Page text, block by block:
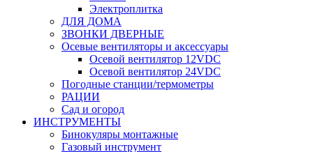
Электроплитка
ДЛЯ ДОМА
ЗВОНКИ ДВЕРНЫЕ
Осевые вентиляторы и аксессуары
Осевой вентилятор 12VDC
Осевой вентилятор 24VDC
Погодные станции/термометры
РАЦИИ
Сад и огород
ИНСТРУМЕНТЫ
Бинокуляры монтажные
Газовый инструмент